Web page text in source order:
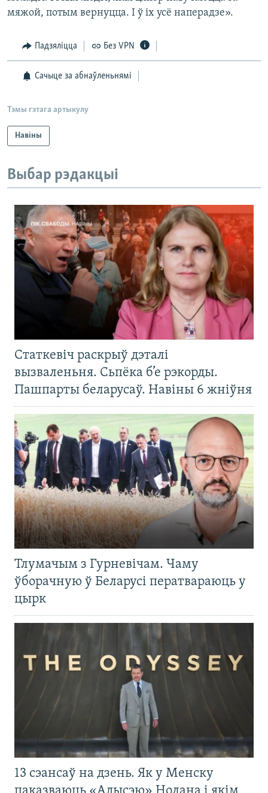
мяжой, потым вернуцца. І ў іх усё наперадзе».
Падзяліцца Без VPN
Сачыце за абнаўленьнямі
Тэмы гэтага артыкулу
Навіны
Выбар рэдакцыі
Статкевіч раскрыў дэталі
вызваленьня. Сьпёка б’е рэкорды.
Пашпарты беларусаў. Навіны 6 жніўня
Тлумачым з Гурневічам. Чаму
ўборачную ў Беларусі ператвараюць у
цырк
13 сэансаў на дзень. Як у Менску